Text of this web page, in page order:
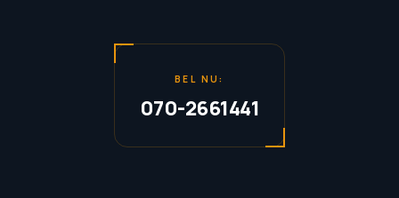
BEL NU:
070-2661441